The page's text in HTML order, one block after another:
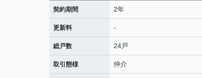
契約期間 2年
更新料 -
総戸数 24戸
取引態様 仲介